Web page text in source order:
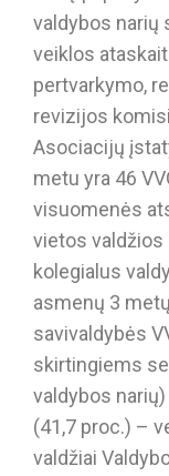
valdybos narių
veiklos
pertvarkymo,
revizijos
Asociacijų
metu yra 46
visuomenės
vietos valdžios
kolegialus
asmenų 3
savivaldybės
skirtingiems
valdybos
(41,7 proc.) –
valdžiai